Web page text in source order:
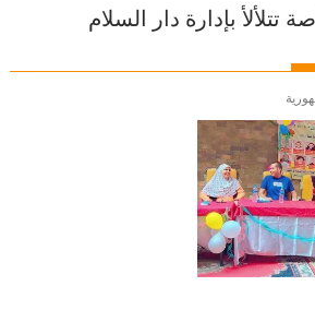
تتلألأ بإدارة دار السلام